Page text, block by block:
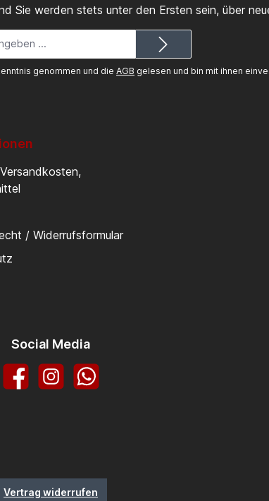
Sie werden stets unter den Ersten sein, über
Mail-
Adresse*
genommen und die AGB gelesen und bin mit ihnen
/ Widerrufsformular
Social Media
FacebookInstagramWhatsApp
Vertrag widerrufen